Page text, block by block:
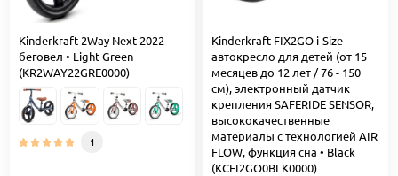
Kinderkraft 2Way Next 2022 -
беговел • Light Green
(KR2WAY22GRE0000)
1
Kinderkraft FIX2GO i-Size -
автокресло для детей (от 15
месяцев до 12 лет / 76 - 150
см), электронный датчик
крепления SAFERIDE SENSOR,
высококачественные
материалы с технологией AIR
FLOW, функция сна • Black
(KCFI2GO0BLK0000)